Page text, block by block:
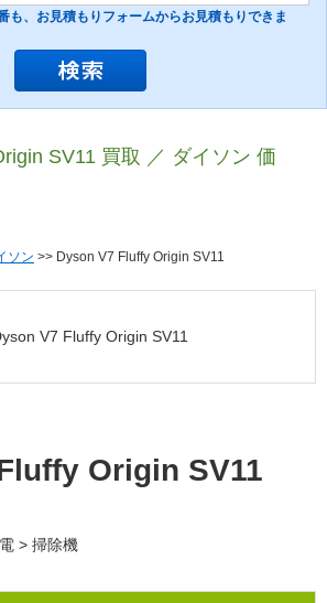
も、お見積もりフォームからお見積もりできま
SV11 買取 ／ ダイソン 価
ソン >> Dyson V7 Fluffy Origin SV11
Origin SV11
> 掃除機